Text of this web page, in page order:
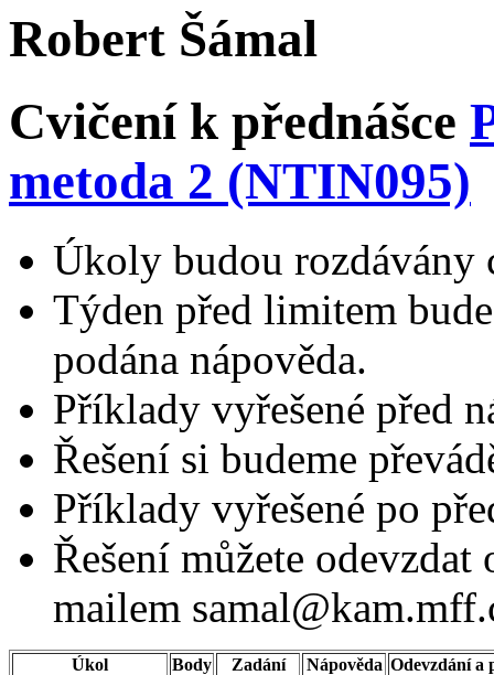
Robert Šámal
Cvičení k přednášce
metoda 2 (NTIN095)
Úkoly budou rozdávány
Týden před limitem
podána nápověda.
Příklady vyřešené před
Řešení si budeme
Příklady vyřešené po
Řešení můžete odevzdat
mailem
Úkol Body Zadání Nápověda Odevzdání a